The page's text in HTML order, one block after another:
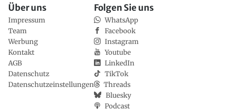
Über uns
Impressum
Team
Werbung
Kontakt
AGB
Datenschutz
Datenschutzeinstellungen
Folgen Sie uns
WhatsApp
Facebook
Instagram
Youtube
LinkedIn
TikTok
Threads
Bluesky
Podcast